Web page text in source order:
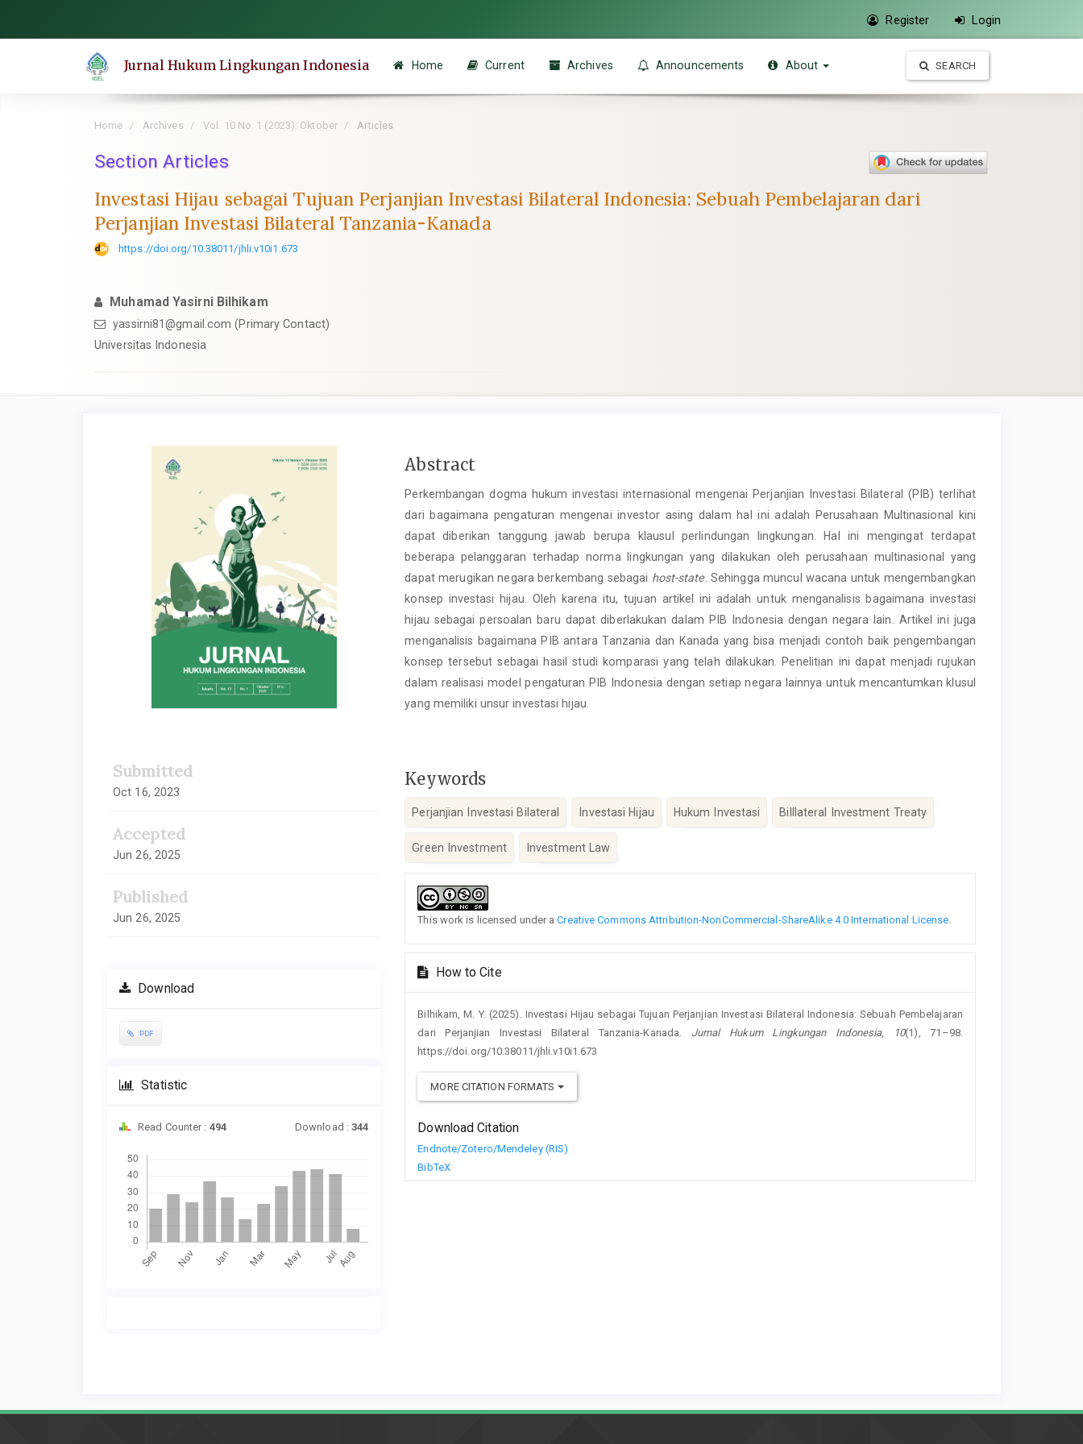
Register Login
Jurnal Hukum Lingkungan Indonesia Home Current Archives Announcements About SEARCH
Home Archives Vol. 10 No. 1 (2023): Oktober Articles
Section Articles
Investasi Hijau sebagai Tujuan Perjanjian Investasi Bilateral Indonesia: Sebuah Pembelajaran dari
Perjanjian Investasi Bilateral Tanzania-Kanada
https://doi.org/10.38011/jhli.v10i1.673
Muhamad Yasirni Bilhikam
yassirni81@gmail.com (Primary Contact)
Universitas Indonesia
Article
Sidebar
Submitted
Oct 16, 2023
Accepted
Jun 26, 2025
Published
Jun 26, 2025
Download
PDF
Statistic
Read Counter : 494 Download :344
Main
Content
Abstract
Perkembangan dogma hukum investasi internasional mengenai Perjanjian Investasi Bilateral (PIB) terlihat
dari bagaimana pengaturan mengenai investor asing dalam hal ini adalah Perusahaan Multinasional kini
dapat diberikan tanggung jawab berupa klausul perlindungan lingkungan. Hal ini mengingat terdapat
beberapa pelanggaran terhadap norma lingkungan yang dilakukan oleh perusahaan multinasional yang
dapat merugikan negara berkembang sebagai host-state. Sehingga muncul wacana untuk mengembangkan
konsep investasi hijau. Oleh karena itu, tujuan artikel ini adalah untuk menganalisis bagaimana investasi
hijau sebagai persoalan baru dapat diberlakukan dalam PIB Indonesia dengan negara lain. Artikel ini juga
menganalisis bagaimana PIB antara Tanzania dan Kanada yang bisa menjadi contoh baik pengembangan
konsep tersebut sebagai hasil studi komparasi yang telah dilakukan. Penelitian ini dapat menjadi rujukan
dalam realisasi model pengaturan PIB Indonesia dengan setiap negara lainnya untuk mencantumkan klusul
yang memiliki unsur investasi hijau.
Keywords
Perjanjian Investasi Bilateral Investasi Hijau Hukum Investasi Billlateral Investment Treaty
Green Investment Investment Law
Details
This work is licensed under aCreative Commons Attribution-NonCommercial-ShareAlike 4.0 International License
How to Cite
Bilhikam, M. Y. (2025). Investasi Hijau sebagai Tujuan Perjanjian Investasi Bilateral Indonesia: Sebuah Pembelajaran
dari Perjanjian Investasi Bilateral Tanzania-Kanada. Jurnal Hukum Lingkungan Indonesia, 10(1), 71–98.
https://doi.org/10.38011/jhli.v10i1.673
MORE CITATION FORMATS
Download Citation
Endnote/Zotero/Mendeley (RIS)
BibTeX